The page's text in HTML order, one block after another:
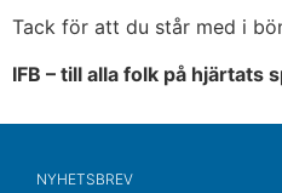
Tack för att du står med i
IFB – till alla folk på hjärtats
NYHETSBREV